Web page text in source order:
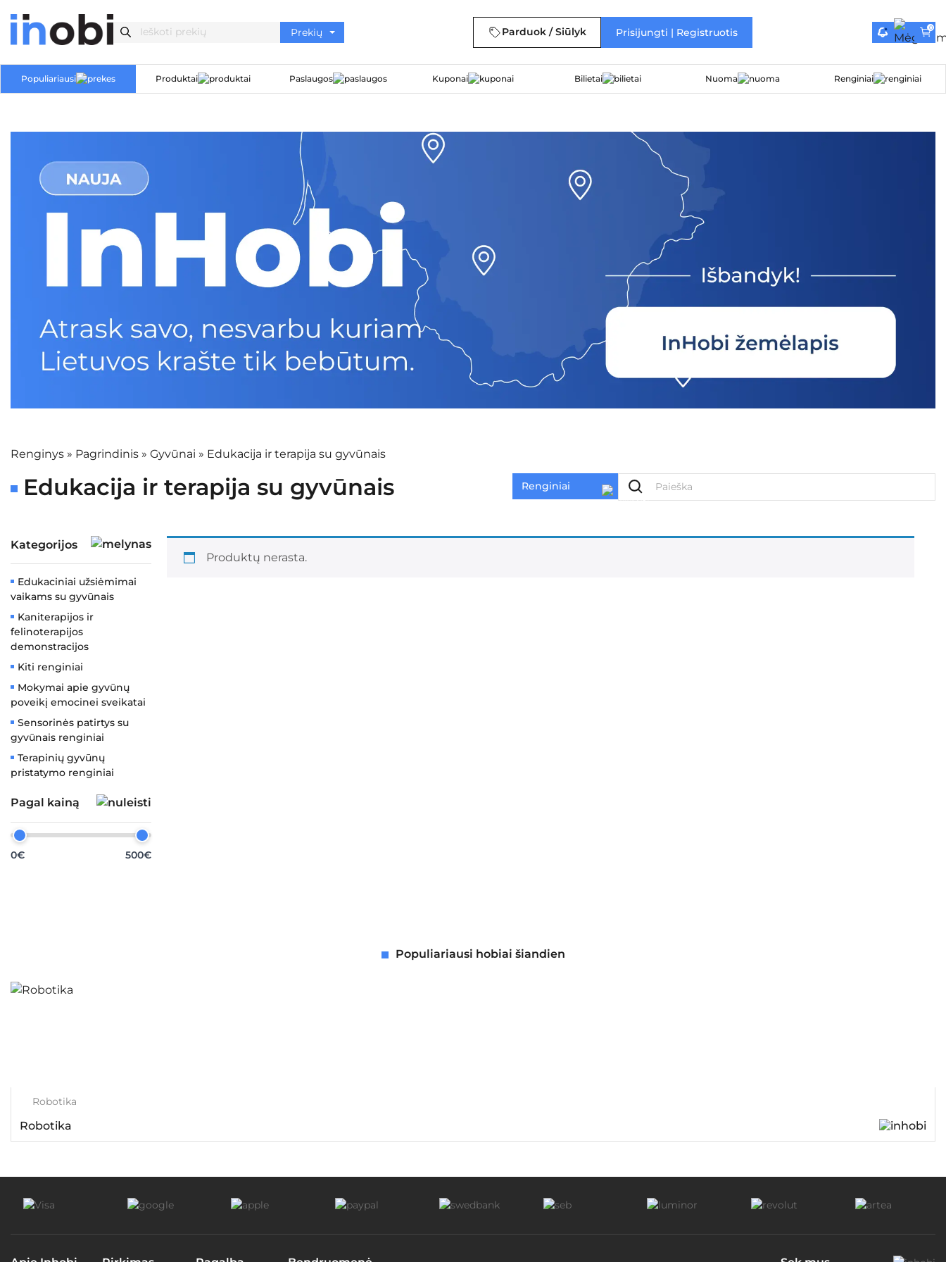
Parduok / Siūlyk Prisijungti | Registruotis 0
Populiariausi Produktai Paslaugos Kuponai Bilietai Nuoma Renginiai
Renginys » Pagrindinis » Gyvūnai » Edukacija ir terapija su gyvūnais
Edukacija ir terapija su gyvūnais Renginiai
Kategorijos
Edukaciniai užsiėmimai
vaikams su gyvūnais
Kaniterapijos ir
felinoterapijos
demonstracijos
Kiti renginiai
Mokymai apie gyvūnų
poveikį emocinei sveikatai
Sensorinės patirtys su
gyvūnais renginiai
Terapinių gyvūnų
pristatymo renginiai
Pagal kainą
0€ 500€
Produktų nerasta.
Populiariausi hobiai šiandien
Robotika
Robotika